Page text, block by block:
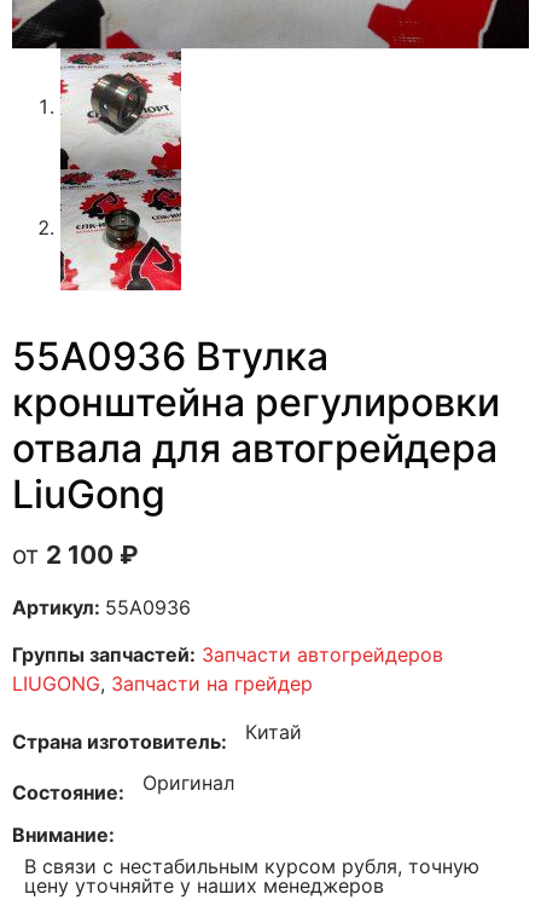
55A0936 Втулка
кронштейна регулировки
отвала для автогрейдера
LiuGong
2 100 ₽
Артикул: 55A0936
Группы запчастей: Запчасти автогрейдеров
LIUGONG, Запчасти на грейдер
Страна изготовитель Китай
Состояние Оригинал
Внимание
В связи с нестабильным курсом рубля, точную
цену уточняйте у наших менеджеров